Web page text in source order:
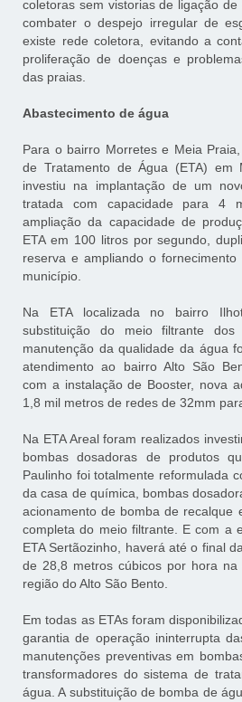
coletoras sem vistorias de ligação de
combater o despejo irregular de
existe rede coletora, evitando a
proliferação de doenças e
das praias.
Abastecimento de água
Para o bairro Morretes e Meia
de Tratamento de Água (ETA) em
investiu na implantação de um
tratada com capacidade para 4
ampliação da capacidade de
ETA em 100 litros por segundo,
reserva e ampliando o
município.
Na ETA localizada no bairro
substituição do meio filtrante
manutenção da qualidade da água
atendimento ao bairro Alto São
com a instalação de Booster, nova
1,8 mil metros de redes de 32mm
Na ETA Areal foram realizados
bombas dosadoras de produtos
Paulinho foi totalmente reformulada
da casa de química, bombas
acionamento de bomba de recalque
completa do meio filtrante. E com a
ETA Sertãozinho, haverá até o final
de 28,8 metros cúbicos por hora
região do Alto São Bento.
Em todas as ETAs foram
garantia de operação ininterrupta
manutenções preventivas em
transformadores do sistema de
água. A substituição de bomba de